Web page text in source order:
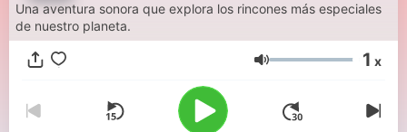
Una aventura sonora que explora los rincones más especiales
de nuestro planeta.
Volume 1 x